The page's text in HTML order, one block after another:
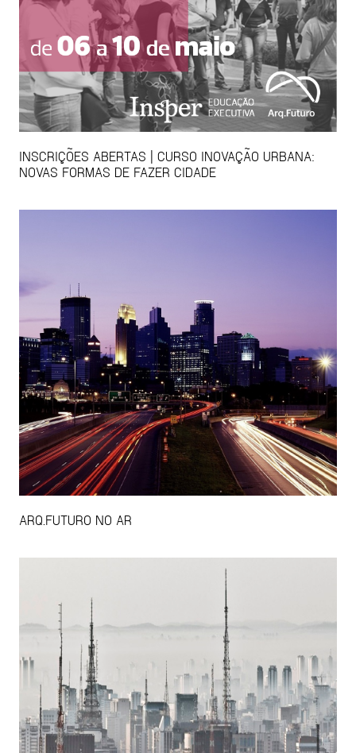
INSCRIÇÕES ABERTAS | CURSO INOVAÇÃO URBANA:
NOVAS FORMAS DE FAZER CIDADE
ARQ.FUTURO NO AR